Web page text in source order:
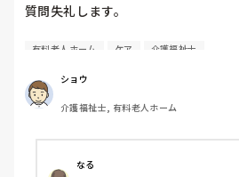
質問失礼します。
耳が遠く、目もあまり見えていない
現在、私は「大きな声で、ゆっくり
う方法で対応しています。
聞き取れると安心していただける方
かり、痛めてしまうことがあります
有料老人ホーム ケア 介護福祉士
ショウ
介護福祉士, 有料老人ホーム
なる